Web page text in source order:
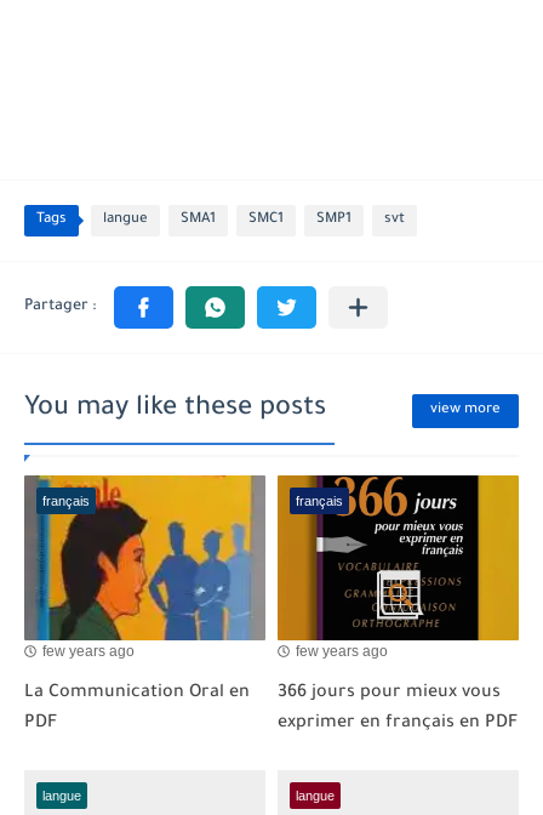
Tags langue SMA1 SMC1 SMP1 svt
You may like these posts view more
français
few years ago
La Communication Oral en
PDF
français
few years ago
366 jours pour mieux vous
exprimer en français en PDF
langue langue